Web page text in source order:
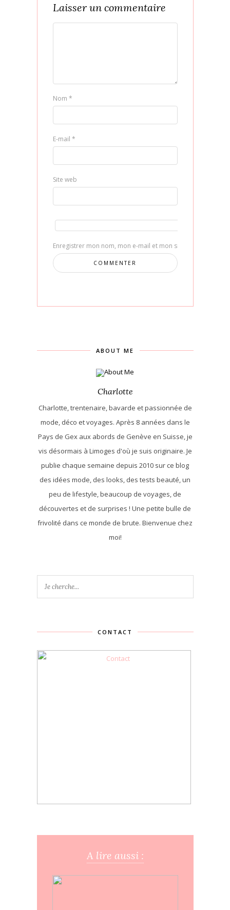
Laisser un commentaire
Nom *
E-mail *
Site web
Enregistrer mon nom, mon e-mail et mon site dans le
ABOUT ME
Charlotte
Charlotte, trentenaire, bavarde et passionnée de
mode, déco et voyages. Après 8 années dans le
Pays de Gex aux abords de Genève en Suisse, je
vis désormais à Limoges d'où je suis originaire. Je
publie chaque semaine depuis 2010 sur ce blog
des idées mode, des looks, des tests beauté, un
peu de lifestyle, beaucoup de voyages, de
découvertes et de surprises ! Une petite bulle de
frivolité dans ce monde de brute. Bienvenue chez
moi!
CONTACT
A lire aussi :